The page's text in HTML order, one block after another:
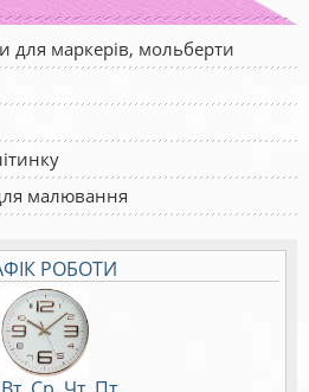
для маркерів, мольберти
малювання
РОБОТИ